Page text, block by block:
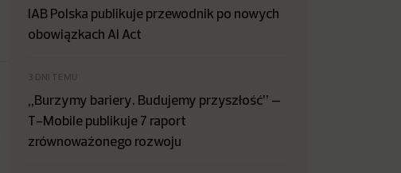
IAB Polska publikuje przewodnik po nowych
obowiązkach AI Act
3 DNI TEMU
„Burzymy bariery. Budujemy przyszłość” –
T-Mobile publikuje 7 raport
zrównoważonego rozwoju